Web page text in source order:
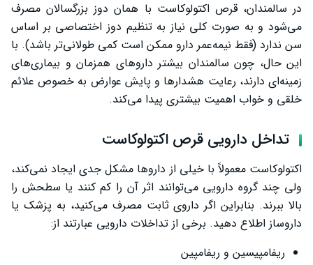
در سالمندان، قرص اکتولوکاست با همان دوز بزرگسالان مصرف
می‌شود و به صورت کلی نیاز به تنظیم دوز اختصاصی بر اساس
سن ندارد (فقط نیمه‌عمر دارو ممکن است کمی طولانی‌تر باشد). با
این حال، چون سالمندان بیشتر داروهای همزمان و بیماری‌های
زمینه‌ای دارند، رعایت هشدارها و پایش عوارض به خصوص علائم
خلقی و خواب اهمیت بیشتری پیدا می‌کند.
تداخل دارویی قرص اکتولوکاست
اکتولوکاست معمولاً با خیلی از داروها مشکل جدی ایجاد نمی‌کند،
ولی چند گروه دارویی می‌توانند اثر آن را کم کنند یا سطحش را
بالا ببرند. بنابراین اگر داروی ثابت مصرف می‌کنید، به پزشک یا
داروساز اطلاع دهید. برخی از تداخلات دارویی عبارتند از:
ریفامپیسین و ریفامپین